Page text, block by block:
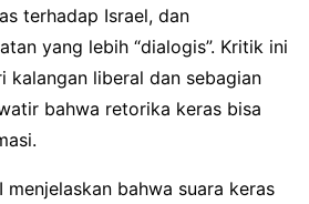
terhadap Israel, dan
yang lebih “dialogis”. Kritik ini
kalangan liberal dan sebagian
bahwa retorika keras bisa
menjelaskan bahwa suara keras